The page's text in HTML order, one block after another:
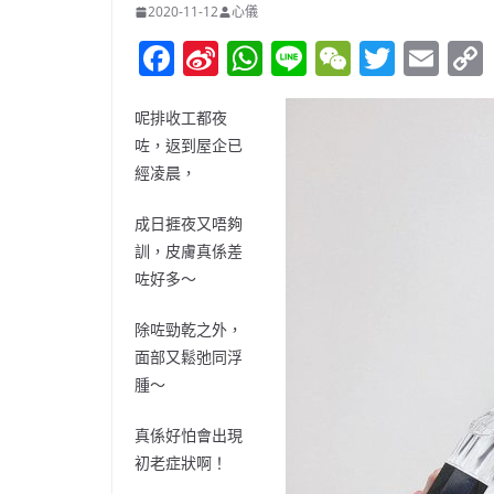
2020-11-12 心儀
F
c
e
o
o
Si
a
W
b
o
W Li
n
W
e
T
w
E
m
呢排收工都夜
咗，返到屋企已
經凌晨，
成日捱夜又唔夠
訓，皮膚真係差
咗好多～
除咗勁乾之外，
面部又鬆弛同浮
腫～
真係好怕會出現
初老症狀啊！